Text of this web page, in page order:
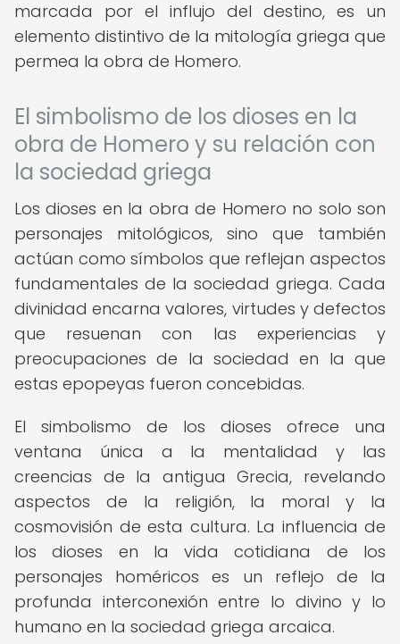
marcada por el influjo del destino, es un
elemento distintivo de la mitología griega que
permea la obra de Homero.
El simbolismo de los dioses en la
obra de Homero y su relación con
la sociedad griega
Los dioses en la obra de Homero no solo son
personajes mitológicos, sino que también
actúan como símbolos que reflejan aspectos
fundamentales de la sociedad griega. Cada
divinidad encarna valores, virtudes y defectos
que resuenan con las experiencias y
preocupaciones de la sociedad en la que
estas epopeyas fueron concebidas.
El simbolismo de los dioses ofrece una
ventana única a la mentalidad y las
creencias de la antigua Grecia, revelando
aspectos de la religión, la moral y la
cosmovisión de esta cultura. La influencia de
los dioses en la vida cotidiana de los
personajes homéricos es un reflejo de la
profunda interconexión entre lo divino y lo
humano en la sociedad griega arcaica.